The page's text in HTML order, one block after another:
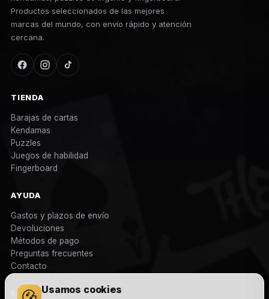
Usamos cookies
Productos seleccionados de las mejores
marcas del mundo, con envío rápido y atención
cercana.
TIENDA
Barajas de cartas
Kendamas
Puzzles
Juegos de habilidad
Fingerboard
AYUDA
Gastos y plazos de envío
Devoluciones
Métodos de pago
Preguntas frecuentes
Contacto
EMPRESA